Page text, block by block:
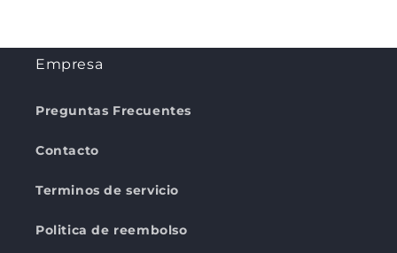
Empresa
Preguntas Frecuentes
Contacto
Terminos de servicio
Politica de reembolso